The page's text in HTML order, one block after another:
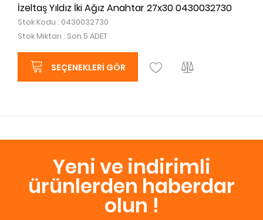
İzeltaş Yıldız İki Ağız Anahtar 27x30 0430032730
Stok Kodu : 0430032730
Stok Miktarı : Son 5 ADET
SEÇENEKLERI GÖR
Yeni ve indirimli
ürünlerden haberdar
olun !